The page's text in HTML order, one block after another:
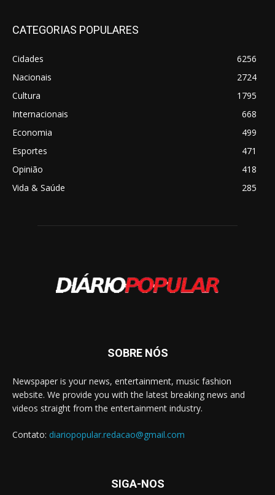
CATEGORIAS POPULARES
Cidades
6256
Nacionais
2724
Cultura
1795
Internacionais
668
Economia
499
Esportes
471
Opinião
418
Vida & Saúde
285
SOBRE NÓS
Newspaper is your news, entertainment, music fashion
website. We provide you with the latest breaking news and
videos straight from the entertainment industry.
Contato: diariopopular.redacao@gmail.com
SIGA-NOS